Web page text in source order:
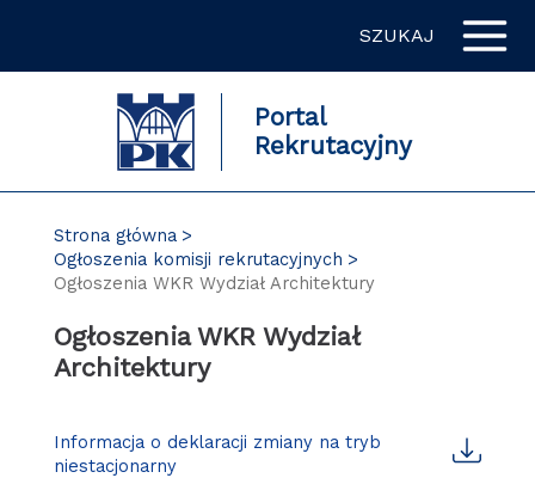
SZUKAJ
Portal
Rekrutacyjny
Strona główna
Ogłoszenia komisji rekrutacyjnych
Ogłoszenia WKR Wydział Architektury
Ogłoszenia WKR Wydział
Architektury
Informacja o deklaracji zmiany na tryb
niestacjonarny